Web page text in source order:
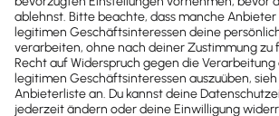
Newsletter
Brandheiße
News direkt in